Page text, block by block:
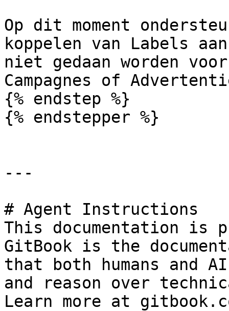
Op dit moment
koppelen van Labels
niet gedaan worden
Campagnes of
{% endstep %}
{% endstepper %}
---
# Agent Instructions
This documentation is
GitBook is the
that both humans and
and reason over
Learn more at